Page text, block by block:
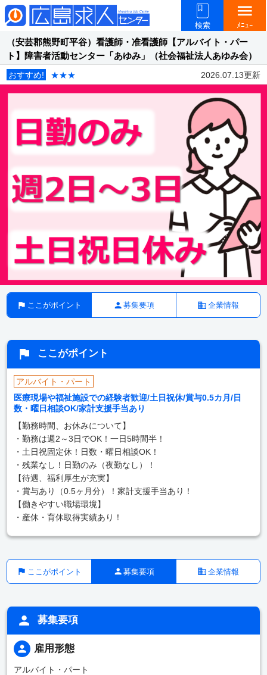
検索
menu
ﾒﾆｭｰ
（安芸郡熊野町平谷）看護師・准看護師【アルバイト・パー
ト】障害者活動センター「あゆみ」（社会福祉法人あゆみ会）
おすすめ! ★★★ 2026.07.13更新
ここがポイント 募集要項 企業情報
ここがポイント
アルバイト・パート
医療現場や福祉施設での経験者歓迎/土日祝休/賞与0.5カ月/日
数・曜日相談OK/家計支援手当あり
【勤務時間、お休みについて】
・勤務は週2～3日でOK！一日5時間半！
・土日祝固定休！日数・曜日相談OK！
・残業なし！日勤のみ（夜勤なし）！
【待遇、福利厚生が充実】
・賞与あり（0.5ヶ月分）！家計支援手当あり！
【働きやすい職場環境】
・産休・育休取得実績あり！
ここがポイント 募集要項 企業情報
募集要項
雇用形態
アルバイト・パート